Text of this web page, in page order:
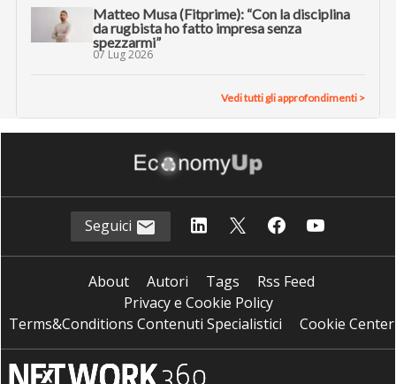
Matteo Musa (Fitprime): “Con la disciplina
da rugbista ho fatto impresa senza
spezzarmi”
07 Lug 2026
Vedi tutti gli approfondimenti >
Seguici
About Autori Tags
Rss Feed
Privacy e Cookie Policy
Terms&Conditions Contenuti Specialistici
Cookie Center